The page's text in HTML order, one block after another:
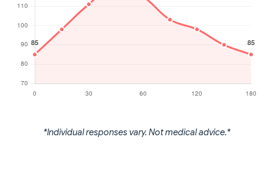
*Individual responses vary. Not medical advice.*